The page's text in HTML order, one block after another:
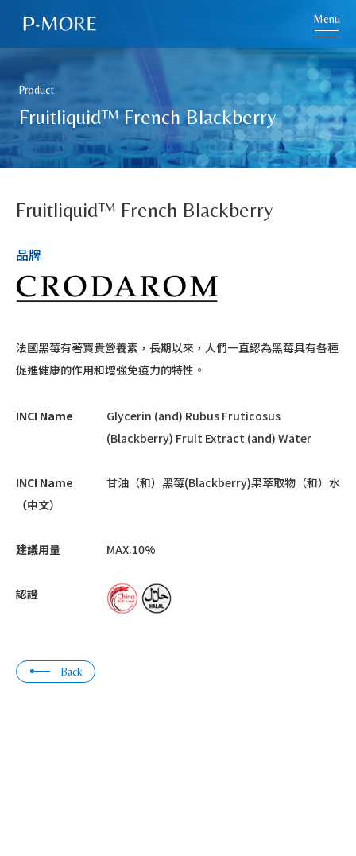
Menu
Product
Fruitliquid™ French Blackberry
Fruitliquid™ French Blackberry
品牌
法國黑莓有著寶貴營養素，長期以來，人們一直認為黑莓具有各種
促進健康的作用和增強免疫力的特性。
INCI Name
Glycerin (and) Rubus Fruticosus
(Blackberry) Fruit Extract (and) Water
INCI Name
（中文）
甘油（和）黑莓(Blackberry)果萃取物（和）水
建議用量 MAX.10%
認證
Back